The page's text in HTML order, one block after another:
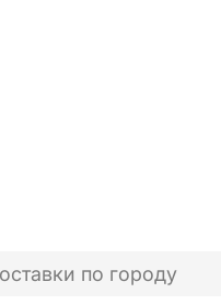
по городу